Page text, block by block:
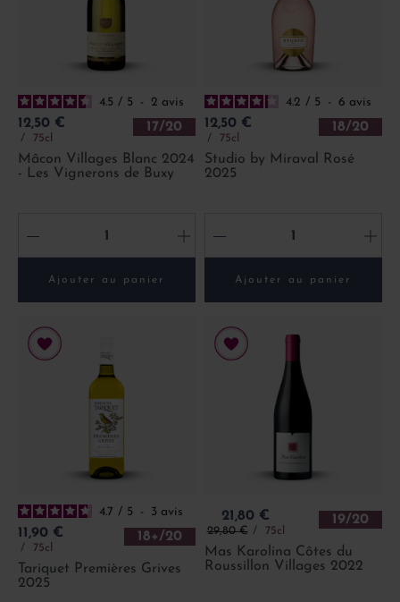
4.5 / 5 - 2 avis
Prix
12,50 €
75cl
17/20
Mâcon Villages Blanc 2024
- Les Vignerons de Buxy
- +
Ajouter au panier
4.2 / 5 - 6 avis
Prix
12,50 €
75cl
18/20
Studio by Miraval Rosé
2025
- +
Ajouter au panier
4.7 / 5 - 3 avis
Prix
11,90 €
75cl
18+/20
Tariquet Premières Grives
2025
Prix
21,80 €
Prix de base
29,80 € 75cl
19/20
Mas Karolina Côtes du
Roussillon Villages 2022